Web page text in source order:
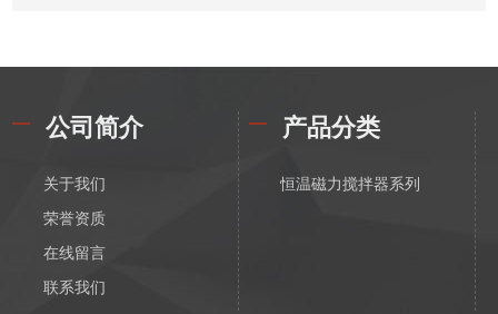
公司简介
关于我们
荣誉资质
在线留言
联系我们
产品分类
恒温磁力搅拌器系列